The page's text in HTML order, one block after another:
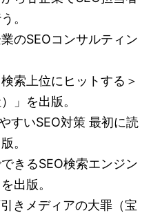
。
のSEOコンサルティン
索上位にヒットする＞
」を出版。
すいSEO対策 最初に読
。
きるSEO検索エンジン
出版。
きメディアの大罪（宝